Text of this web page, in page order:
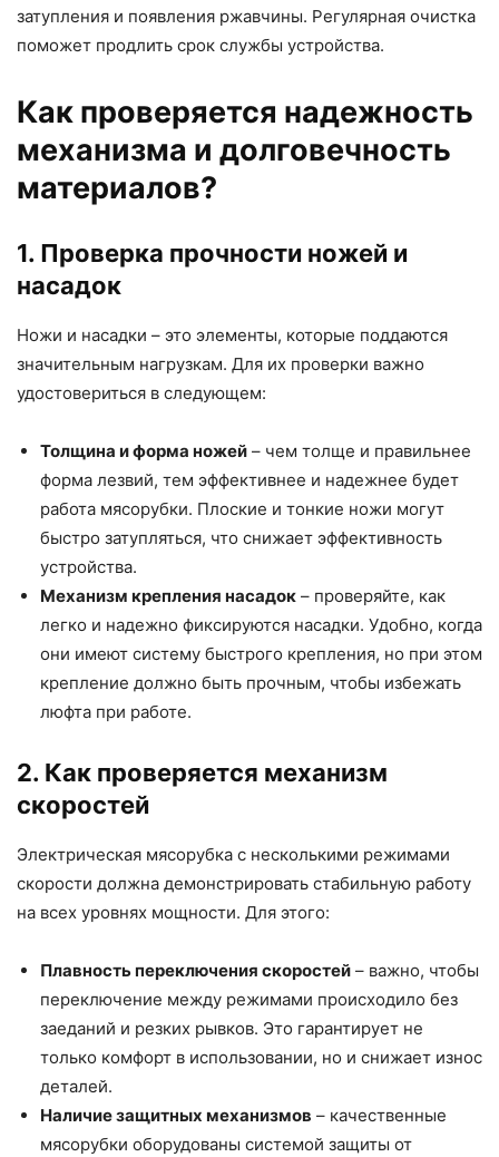
затупления и появления ржавчины. Регулярная очистка
поможет продлить срок службы устройства.
Как проверяется надежность
механизма и долговечность
материалов?
1. Проверка прочности ножей и
насадок
Ножи и насадки – это элементы, которые поддаются
значительным нагрузкам. Для их проверки важно
удостовериться в следующем:
Толщина и форма ножей – чем толще и правильнее
форма лезвий, тем эффективнее и надежнее будет
работа мясорубки. Плоские и тонкие ножи могут
быстро затупляться, что снижает эффективность
устройства.
Механизм крепления насадок – проверяйте, как
легко и надежно фиксируются насадки. Удобно, когда
они имеют систему быстрого крепления, но при этом
крепление должно быть прочным, чтобы избежать
люфта при работе.
2. Как проверяется механизм
скоростей
Электрическая мясорубка с несколькими режимами
скорости должна демонстрировать стабильную работу
на всех уровнях мощности. Для этого:
Плавность переключения скоростей – важно, чтобы
переключение между режимами происходило без
заеданий и резких рывков. Это гарантирует не
только комфорт в использовании, но и снижает износ
деталей.
Наличие защитных механизмов – качественные
мясорубки оборудованы системой защиты от